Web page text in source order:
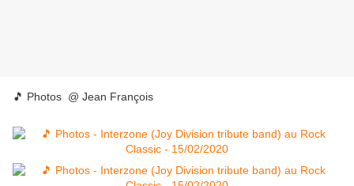
🎵 Photos @ Jean François